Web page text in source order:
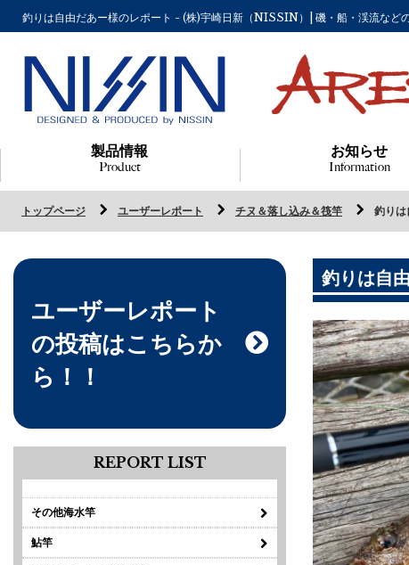
釣りは自由だあー様のレポート - (株)宇崎日新（NISSIN）| 磯・船・渓流な
製品情報
Product
お知らせ
Information
トップページ ユーザーレポート チヌ＆落し込み＆筏竿 釣りは
ユーザーレポート
の投稿はこちらか
ら！！
REPORT LIST
その他海水竿
鮎竿
釣りは自